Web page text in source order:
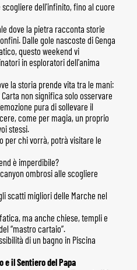
dell'infinito, fino al cuore
dove la pietra racconta storie
Dalle gole nascoste di Genga
questo weekend vi
in esploratori dell'anima
la storia prende vita tra le mani:
non significa solo osservare
pura di sollevare il
come per magia, un proprio
stessi.
per chi vorrà, potrà visitare le
è imperdibile?
ombrosi alle scogliere
scatti migliori delle Marche nel
ma anche chiese, templi e
“mastro cartaio”.
di un bagno in Piscina
e il Sentiero del Papa